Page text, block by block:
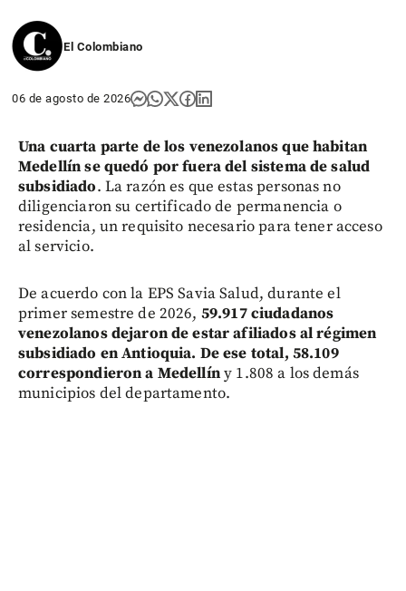
El Colombiano
06 de agosto de 2026
Una cuarta parte de los venezolanos que habitan
Medellín se quedó por fuera del sistema de salud
subsidiado. La razón es que estas personas no
diligenciaron su certificado de permanencia o
residencia, un requisito necesario para tener acceso
al servicio.
De acuerdo con la EPS Savia Salud, durante el
primer semestre de 2026, 59.917 ciudadanos
venezolanos dejaron de estar afiliados al régimen
subsidiado en Antioquia. De ese total, 58.109
correspondieron a Medellíny 1.808 a los demás
municipios del departamento.